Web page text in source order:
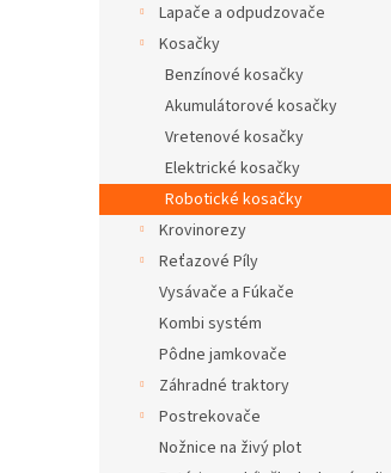
Lapače a odpudzovače
Kosačky
Benzínové kosačky
Akumulátorové kosačky
Vretenové kosačky
Elektrické kosačky
Robotické kosačky
Krovinorezy
Reťazové Píly
Vysávače a Fúkače
Kombi systém
Pôdne jamkovače
Záhradné traktory
Postrekovače
Nožnice na živý plot